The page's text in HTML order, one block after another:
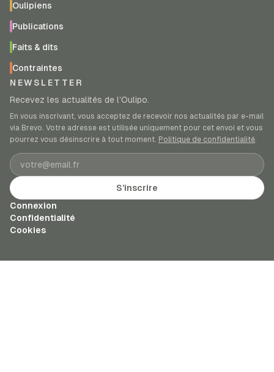
Oulipiens
Publications
Faits & dits
Contraintes
NEWSLETTER
Recevez les actualités de l’Oulipo.
En vous inscrivant, vous acceptez de recevoir nos actualités par e-mail
via Brevo. Votre adresse est utilisée uniquement pour cet envoi et vous
pourrez vous désinscrire à tout moment. Politique de confidentialité.
Adresse e-mail
S’inscrire
Connexion
Confidentialité
Cookies